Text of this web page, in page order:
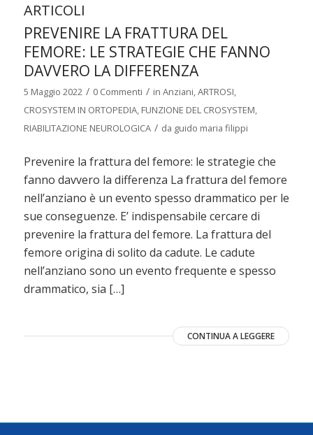
ARTICOLI
PREVENIRE LA FRATTURA DEL
FEMORE: LE STRATEGIE CHE FANNO
DAVVERO LA DIFFERENZA
5 Maggio 2022 / 0 Commenti / in Anziani,ARTROSI,
CROSYSTEM IN ORTOPEDIA, FUNZIONE DEL CROSYSTEM,
RIABILITAZIONE NEUROLOGICA / da guido maria filippi
Prevenire la frattura del femore: le strategie che
fanno davvero la differenza La frattura del femore
nell’anziano è un evento spesso drammatico per le
sue conseguenze. E’ indispensabile cercare di
prevenire la frattura del femore. La frattura del
femore origina di solito da cadute. Le cadute
nell’anziano sono un evento frequente e spesso
drammatico, sia […]
CONTINUA A LEGGERE